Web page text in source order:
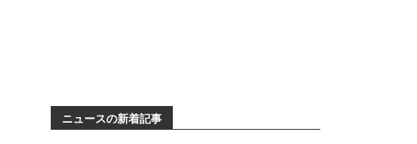
ニュースの新着記事